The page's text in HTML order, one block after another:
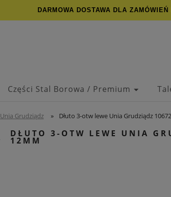
DARMOWA DOSTAWA DLA
Części Stal Borowa / Premium
Unia Grudziądz » Dłuto 3-otw lewe Unia Grudziądz
DŁUTO 3-OTW LEWE UNIA
12MM